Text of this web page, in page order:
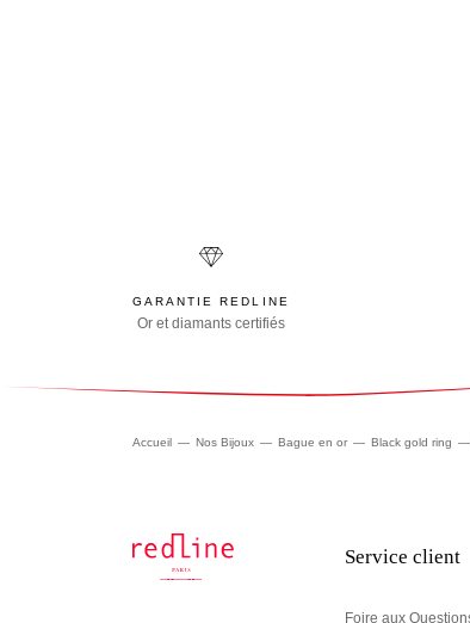
GARANTIE REDLINE
Or et diamants certifiés
Accueil Nos Bijoux Bague en or Black gold ring
Service client
Foire aux